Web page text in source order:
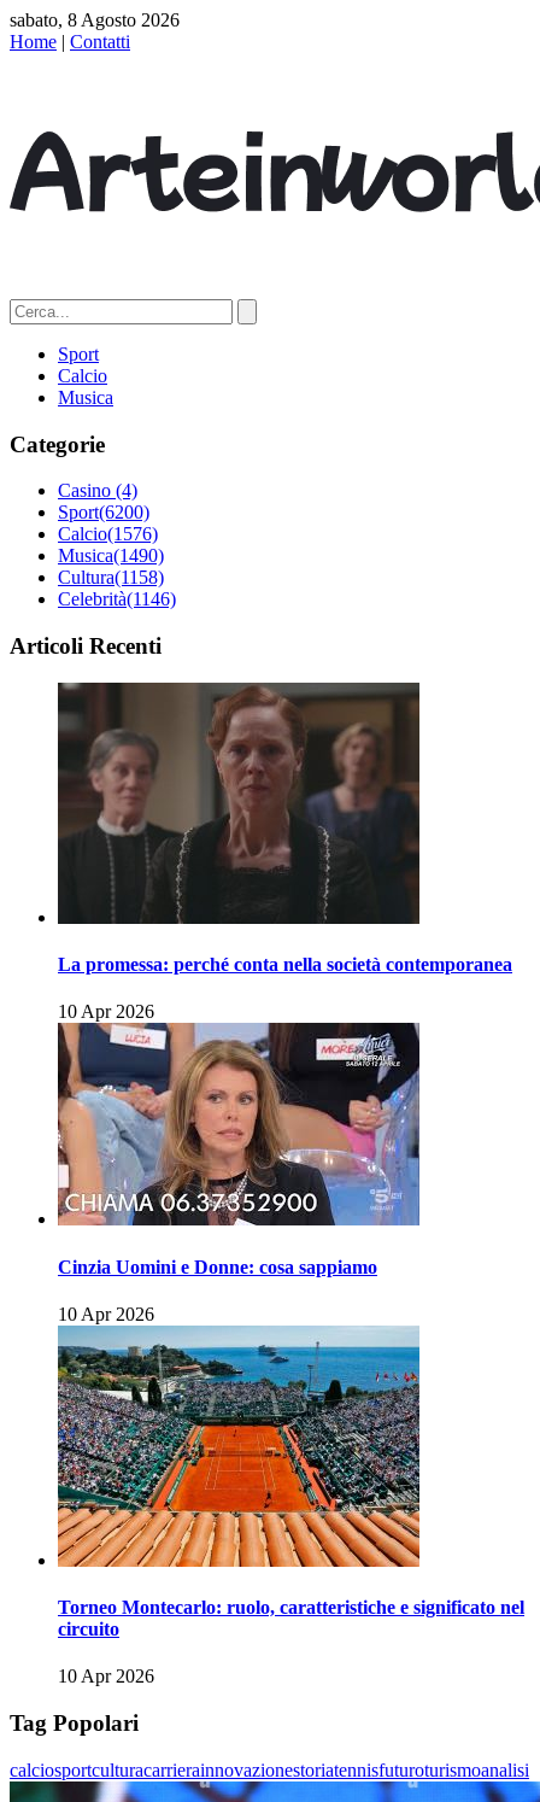
sabato, 8 Agosto 2026
Home | Contatti
Sport
Calcio
Musica
Categorie
Casino (4)
Sport(6200)
Calcio(1576)
Musica(1490)
Cultura(1158)
Celebrità(1146)
Articoli Recenti
La promessa: perché conta nella società contemporanea
10 Apr 2026
Cinzia Uomini e Donne: cosa sappiamo
10 Apr 2026
Torneo Montecarlo: ruolo, caratteristiche e significato nel
circuito
10 Apr 2026
Tag Popolari
calciosportculturacarrierainnovazionestoriatennisfuturoturismoanalisi